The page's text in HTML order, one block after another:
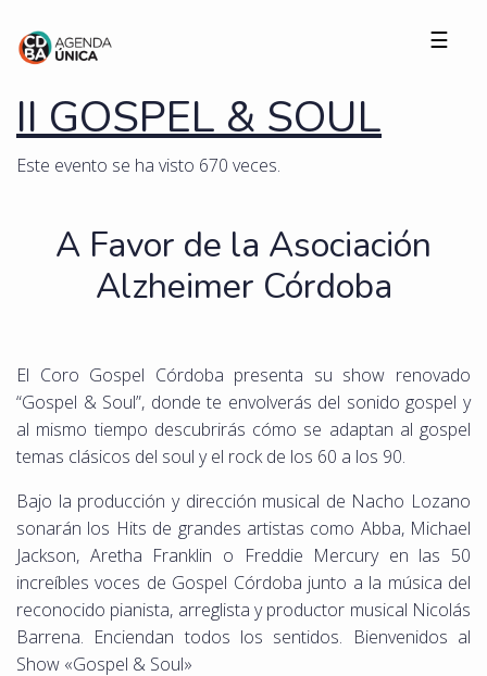
☰
II GOSPEL & SOUL
Este evento se ha visto 670 veces.
A Favor de la Asociación
Alzheimer Córdoba
El Coro Gospel Córdoba presenta su show renovado
“Gospel & Soul”, donde te envolverás del sonido gospel y
al mismo tiempo descubrirás cómo se adaptan al gospel
temas clásicos del soul y el rock de los 60 a los 90.
Bajo la producción y dirección musical de Nacho Lozano
sonarán los Hits de grandes artistas como Abba, Michael
Jackson, Aretha Franklin o Freddie Mercury en las 50
increíbles voces de Gospel Córdoba junto a la música del
reconocido pianista, arreglista y productor musical Nicolás
Barrena. Enciendan todos los sentidos. Bienvenidos al
Show «Gospel & Soul»